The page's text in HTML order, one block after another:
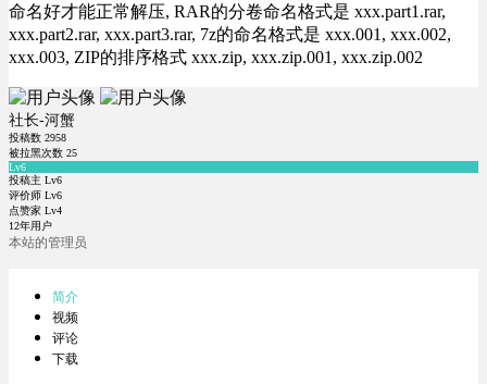
命名好才能正常解压, RAR的分卷命名格式是 xxx.part1.rar,
xxx.part2.rar, xxx.part3.rar, 7z的命名格式是 xxx.001, xxx.002,
xxx.003, ZIP的排序格式 xxx.zip, xxx.zip.001, xxx.zip.002
社长-河蟹
投稿数 2958
被拉黑次数 25
Lv6
投稿主 Lv6
评价师 Lv6
点赞家 Lv4
12年用户
本站的管理员
简介
视频
评论
下载